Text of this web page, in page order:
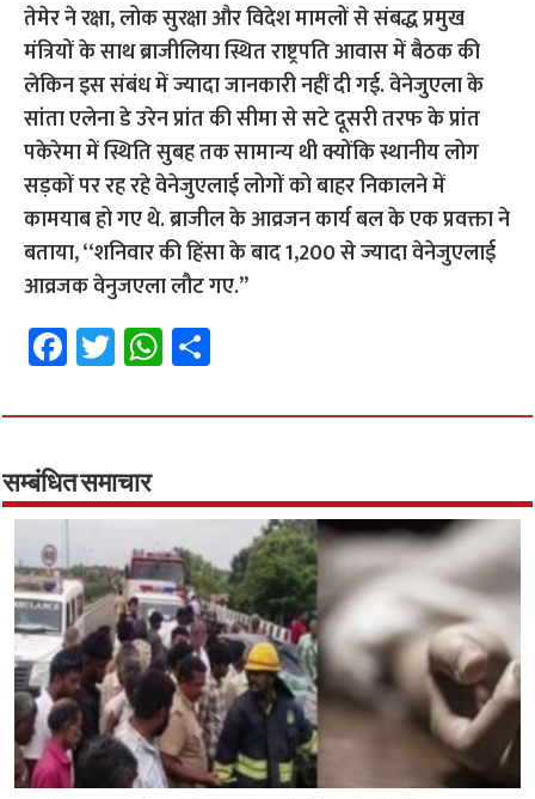
तेमेर ने रक्षा, लोक सुरक्षा और विदेश मामलों से संबद्ध प्रमुख
मंत्रियों के साथ ब्राजीलिया स्थित राष्ट्रपति आवास में बैठक की
लेकिन इस संबंध में ज्यादा जानकारी नहीं दी गई. वेनेजुएला के
सांता एलेना डे उरेन प्रांत की सीमा से सटे दूसरी तरफ के प्रांत
पकेरेमा में स्थिति सुबह तक सामान्य थी क्योंकि स्थानीय लोग
सड़कों पर रह रहे वेनेजुएलाई लोगों को बाहर निकालने में
कामयाब हो गए थे. ब्राजील के आव्रजन कार्य बल के एक प्रवक्ता ने
बताया, ‘‘शनिवार की हिंसा के बाद 1,200 से ज्यादा वेनेजुएलाई
आव्रजक वेनुजएला लौट गए.”
Fa
ce
b
o
o
k
T
wi
tt
er
W
h
at
p
p
ar
सम्बंधित समाचार